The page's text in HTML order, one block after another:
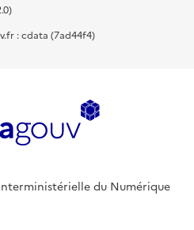
: cdata (7ad44f4)
du Numérique